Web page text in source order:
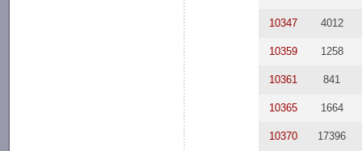
10347 4012
10359 1258
10361 841
10365 1664
10370 17396